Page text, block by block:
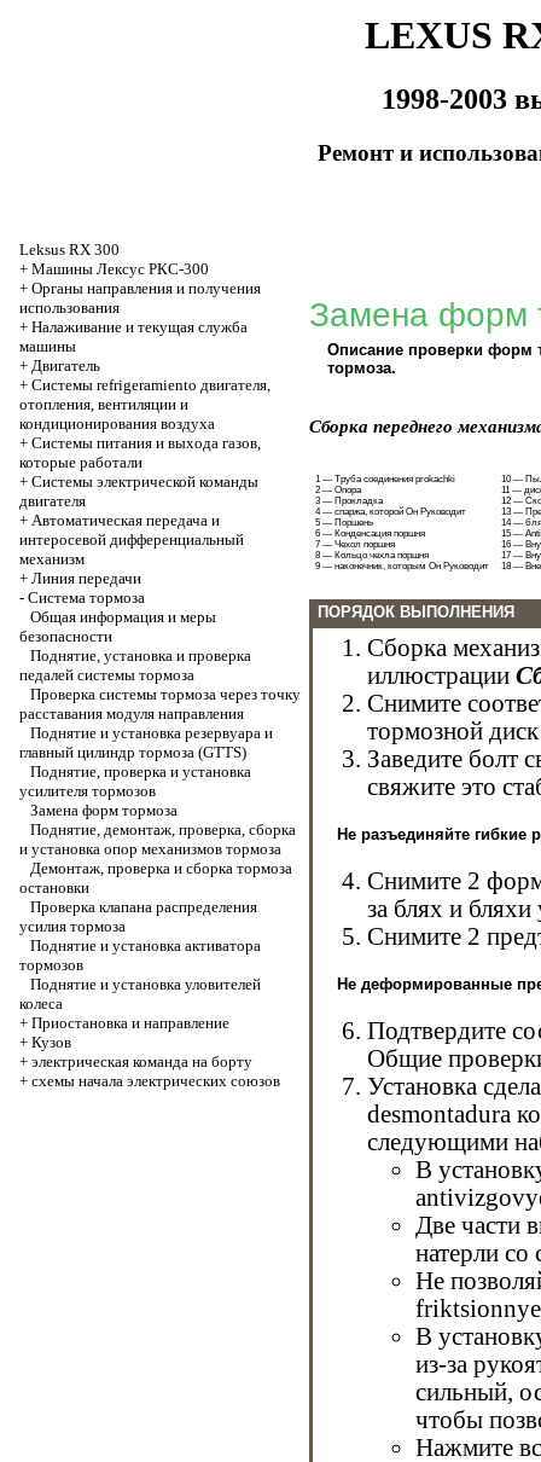
LEXUS
1998-2003
Ремонт и
Leksus RX 300
+ Машины Лексус РКС-300
+ Органы направления и получения
использования
+ Налаживание и текущая служба
машины
+ Двигатель
+ Системы refrigeramiento двигателя,
отопления, вентиляции и
кондиционирования воздуха
+ Системы питания и выхода газов,
которые работали
+ Системы электрической команды
двигателя
+ Автоматическая передача и
интеросевой дифференциальный
механизм
+ Линия передачи
- Система тормоза
Общая информация и меры
безопасности
Поднятие, установка и проверка
педалей системы тормоза
Проверка системы тормоза через точку
расставания модуля направления
Поднятие и установка резервуара и
главный цилиндр тормоза (GTTS)
Поднятие, проверка и установка
усилителя тормозов
Замена форм тормоза
Поднятие, демонтаж, проверка, сборка
и установка опор механизмов тормоза
Демонтаж, проверка и сборка тормоза
остановки
Проверка клапана распределения
усилия тормоза
Поднятие и установка активатора
тормозов
Поднятие и установка уловителей
колеса
+ Приостановка и направление
+ Кузов
+ электрическая команда на борту
+ схемы начала электрических союзов
Замена форм
Описание проверки форм
тормоза.
Сборка переднего
1 — Труба соединения prokachki
2 — Опора
3 — Прокладка
4 — спаржа, которой Он Руководит
5 — Поршень
6 — Конденсация поршня
7 — Чехол поршня
8 — Кольцо чехла поршня
9 — наконечник, которым Он Руководит
10 —
11 —
12 —
13 —
14 —
15 —
16 —
17 —
18 —
ПОРЯДОК ВЫПОЛНЕНИЯ
Сборка
иллюстрации
Снимите
тормозной диск
Заведите болт
свяжите это
Не разъединяйте гибкие
Снимите 2
за блях и бляхи
Снимите 2
Не деформированные
Подтвердите
Общие
Установка
desmontadura
следующими
В
Две части
натерли
Не
В
из-за
сильный,
чтобы
Нажмите